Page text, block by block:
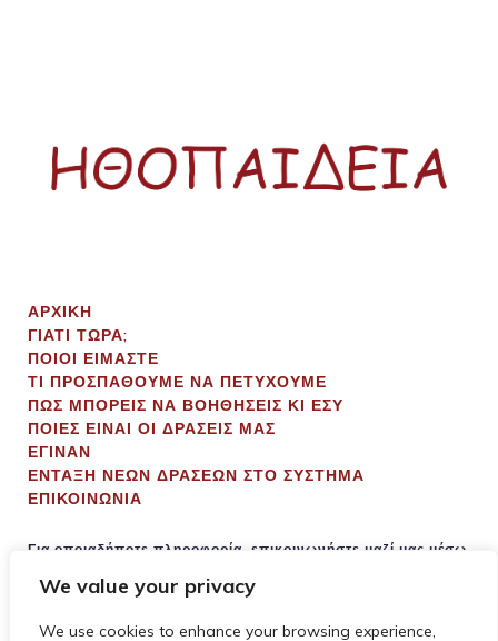
We value your privacy
We use cookies to enhance your browsing experience,
ΑΡΧΙΚΗ
ΓΙΑΤΙ ΤΩΡΑ;
ΠΟΙΟΙ ΕΙΜΑΣΤΕ
ΤΙ ΠΡΟΣΠΑΘΟΥΜΕ ΝΑ ΠΕΤΥΧΟΥΜΕ
ΠΩΣ ΜΠΟΡΕΙΣ ΝΑ ΒΟΗΘΗΣΕΙΣ ΚΙ ΕΣΥ
ΠΟΙΕΣ ΕΙΝΑΙ ΟΙ ΔΡΑΣΕΙΣ ΜΑΣ
ΕΓΙΝΑΝ
ΕΝΤΑΞΗ ΝΕΩΝ ΔΡΑΣΕΩΝ ΣΤΟ ΣΥΣΤΗΜΑ
ΕΠΙΚΟΙΝΩΝΙΑ
Για οποιαδήποτε πληροφορία, επικοινωνήστε μαζί μας μέσω